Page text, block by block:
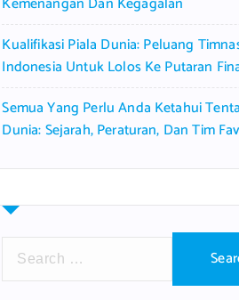
Kualifikasi Piala Dunia: Peluang
Indonesia Untuk Lolos Ke Putaran
Semua Yang Perlu Anda Ketahui
Dunia: Sejarah, Peraturan, Dan Tim